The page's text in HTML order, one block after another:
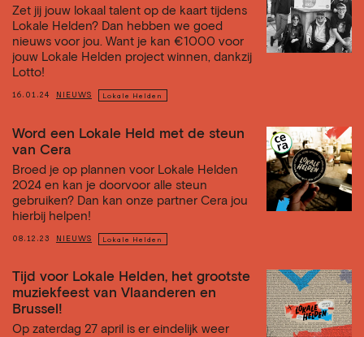
Zet jij jouw lokaal talent op de kaart tijdens
Lokale Helden? Dan hebben we goed
nieuws voor jou. Want je kan €1000 voor
jouw Lokale Helden project winnen, dankzij
Lotto!
16.01.24 NIEUWS Lokale Helden
Word een Lokale Held met de steun
van Cera
Broed je op plannen voor Lokale Helden
2024 en kan je doorvoor alle steun
gebruiken? Dan kan onze partner Cera jou
hierbij helpen!
08.12.23 NIEUWS Lokale Helden
Tijd voor Lokale Helden, het grootste
muziekfeest van Vlaanderen en
Brussel!
Op zaterdag 27 april is er eindelijk weer